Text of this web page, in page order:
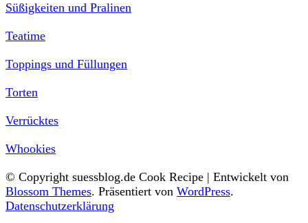
Süßigkeiten und Pralinen
Teatime
Toppings und Füllungen
Torten
Verrücktes
Whookies
© Copyright suessblog.de Cook Recipe | Entwickelt von
Blossom Themes. Präsentiert von WordPress.
Datenschutzerklärung